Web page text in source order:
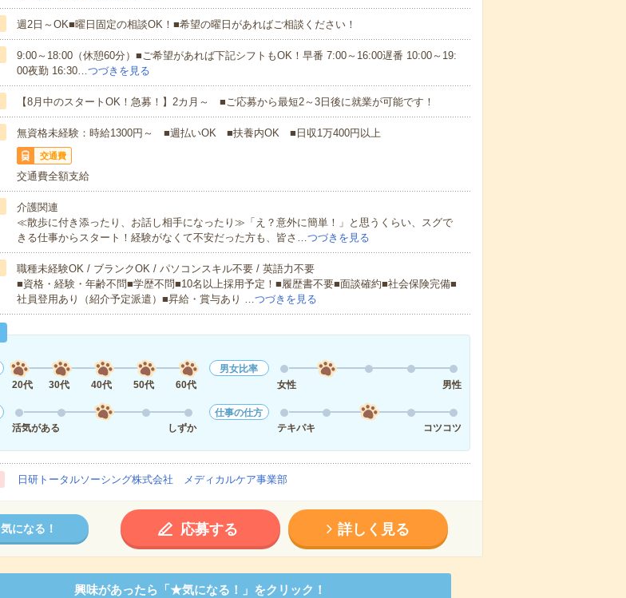
週2日～OK■曜日固定の相談OK！■希望の曜日があればご相談ください！
9:00～18:00（休憩60分）■ご希望があれば下記シフトもOK！早番 7:00～16:00遅番 10:00～19:
00夜勤 16:30…つづきを見る
【8月中のスタートOK！急募！】2カ月～ ■ご応募から最短2～3日後に就業が可能です！
無資格未経験：時給1300円～ ■週払いOK ■扶養内OK ■日収1万400円以上
交通費
交通費全額支給
介護関連
≪散歩に付き添ったり、お話し相手になったり≫「え？意外に簡単！」と思うくらい、スグで
きる仕事からスタート！経験がなくて不安だった方も、皆さ…つづきを見る
職種未経験OK / ブランクOK / パソコンスキル不要 / 英語力不要
■資格・経験・年齢不問■学歴不問■10名以上採用予定！■履歴書不要■面談確約■社会保険完備■
社員登用あり（紹介予定派遣）■昇給・賞与あり …つづきを見る
20代
30代 40代 50代 60代
男女比率
女性
男性
活気がある
しずか
仕事の仕方
テキパキ
コツコツ
日研トータルソーシング株式会社 メディカルケア事業部
気になる！ 応募する 詳しく見る
興味があったら「★気になる！」をクリック！